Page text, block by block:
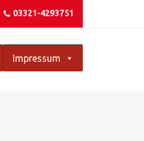
03321-4293751
Impressum